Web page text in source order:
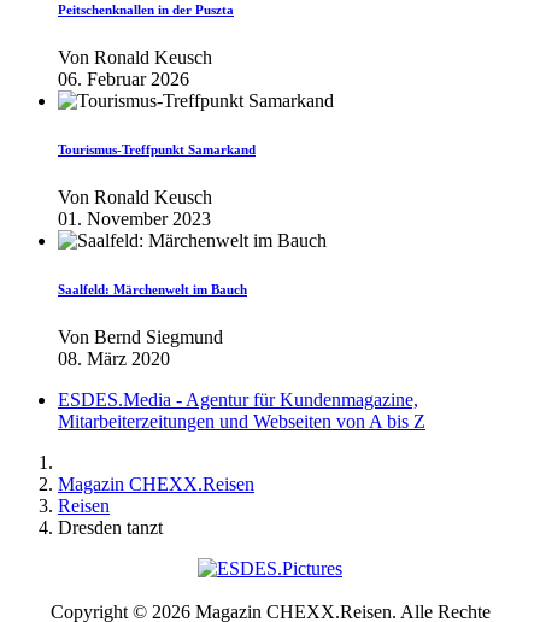
Peitschenknallen in der Puszta
Von Ronald Keusch
06. Februar 2026
Tourismus-Treffpunkt Samarkand
Von Ronald Keusch
01. November 2023
Saalfeld: Märchenwelt im Bauch
Von Bernd Siegmund
08. März 2020
ESDES.Media - Agentur für Kundenmagazine,
Mitarbeiterzeitungen und Webseiten von A bis Z
Magazin CHEXX.Reisen
Reisen
Dresden tanzt
Copyright © 2026 Magazin CHEXX.Reisen. Alle Rechte